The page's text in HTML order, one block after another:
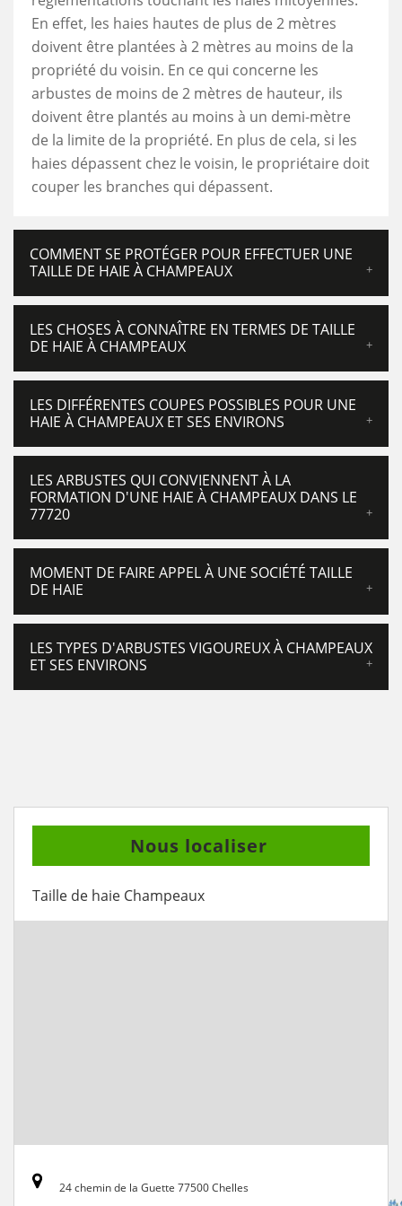
En effet, les haies hautes de plus de 2 mètres
doivent être plantées à 2 mètres au moins de la
propriété du voisin. En ce qui concerne les
arbustes de moins de 2 mètres de hauteur, ils
doivent être plantés au moins à un demi-mètre
de la limite de la propriété. En plus de cela, si les
haies dépassent chez le voisin, le propriétaire doit
couper les branches qui dépassent.
COMMENT SE PROTÉGER POUR EFFECTUER UNE
TAILLE DE HAIE À CHAMPEAUX
LES CHOSES À CONNAÎTRE EN TERMES DE TAILLE
DE HAIE À CHAMPEAUX
LES DIFFÉRENTES COUPES POSSIBLES POUR UNE
HAIE À CHAMPEAUX ET SES ENVIRONS
LES ARBUSTES QUI CONVIENNENT À LA
FORMATION D'UNE HAIE À CHAMPEAUX DANS LE
77720
MOMENT DE FAIRE APPEL À UNE SOCIÉTÉ TAILLE
DE HAIE
LES TYPES D'ARBUSTES VIGOUREUX À CHAMPEAUX
ET SES ENVIRONS
Nous localiser
Taille de haie Champeaux
24 chemin de la Guette 77500 Chelles